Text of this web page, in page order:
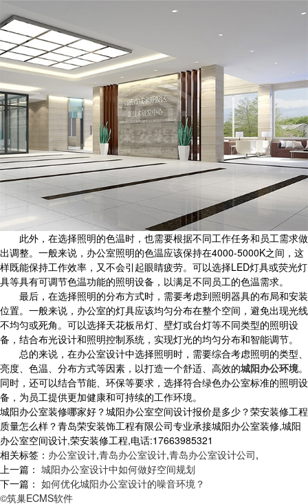
此外，在选择照明的色温时，也需要根据不同工作任务和员工需求做
出调整。一般来说，办公室照明的色温应该保持在4000-5000K之间，这
样既能保持工作效率，又不会引起眼睛疲劳。可以选择LED灯具或荧光灯
具等具有可调节色温功能的照明设备，以满足不同员工的色温需求。
最后，在选择照明的分布方式时，需要考虑到照明器具的布局和安装
位置。一般来说，办公室的灯具应该均匀分布在整个空间，避免出现光线
不均匀或死角。可以选择天花板吊灯、壁灯或台灯等不同类型的照明设
备，结合布光设计和照明控制系统，实现灯光的均匀分布和智能调节。
总的来说，在办公室设计中选择照明时，需要综合考虑照明的类型、
亮度、色温、分布方式等因素，以打造一个舒适、高效的城阳办公环境。
同时，还可以结合节能、环保等要求，选择符合绿色办公室标准的照明设
备，为员工提供更加健康和可持续的工作环境。
城阳办公室装修哪家好？城阳办公室空间设计报价是多少？荣安装修工程
质量怎么样？青岛荣安装饰工程有限公司专业承接城阳办公室装修,城阳
办公室空间设计,荣安装修工程,电话:17663985321
相关标签： 办公室设计,青岛办公室设计,青岛办公室设计公司,
上一篇： 城阳办公室设计中如何做好空间规划
下一篇： 如何优化城阳办公室设计的噪音环境？
©筑巢ECMS软件